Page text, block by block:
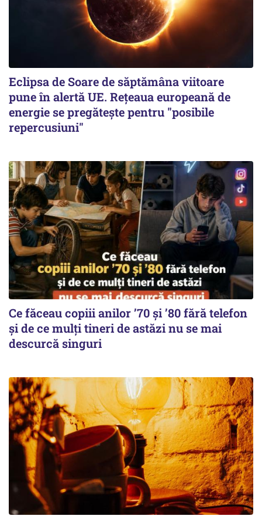
Eclipsa de Soare de săptămâna viitoare
pune în alertă UE. Rețeaua europeană de
energie se pregătește pentru "posibile
repercusiuni"
Ce făceau copiii anilor ’70 și ’80 fără telefon
și de ce mulți tineri de astăzi nu se mai
descurcă singuri